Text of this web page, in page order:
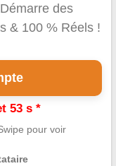
des
& 100 % Réels !
53 s *
pour voir